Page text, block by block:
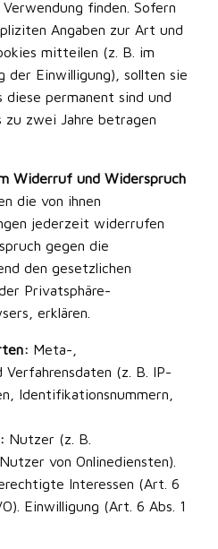
finden. Sofern
Angaben zur Art und
mitteilen (z. B. im
der Einwilligung), sollten sie
diese permanent sind und
zu zwei Jahre betragen
Widerruf und Widerspruch
die von ihnen
jederzeit widerrufen
gegen die
den gesetzlichen
Privatsphäre-
erklären.
Meta-,
Verfahrensdaten (z. B. IP-
Identifikationsnummern,
Nutzer (z. B.
von Onlinediensten).
Interessen (Art. 6
Einwilligung (Art. 6 Abs. 1